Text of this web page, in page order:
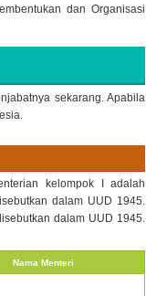
dan Organisasi
sekarang. Apabila
kelompok I adalah
dalam UUD 1945.
dalam UUD 1945.
Nama Menteri